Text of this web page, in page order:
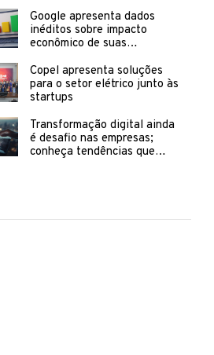
Google apresenta dados
inéditos sobre impacto
econômico de suas
do Brasil
Copel apresenta soluções
para o setor elétrico junto às
startups
Transformação digital ainda
é desafio nas empresas;
conheça tendências que